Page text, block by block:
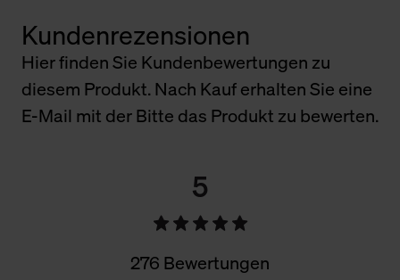
Kundenrezensionen
Hier finden Sie Kundenbewertungen zu
diesem Produkt. Nach Kauf erhalten Sie eine
E-Mail mit der Bitte das Produkt zu bewerten.
5
276 Bewertungen